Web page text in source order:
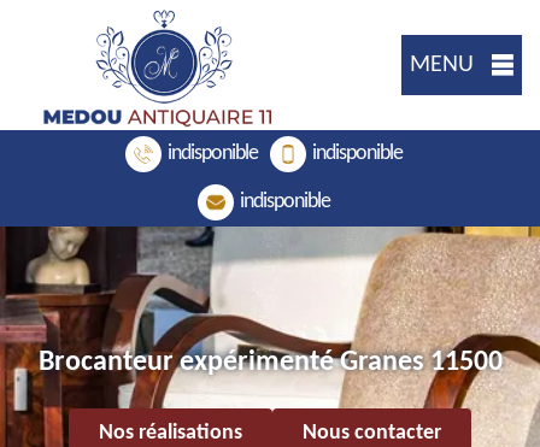
MENU
indisponible indisponible
indisponible
Brocanteur expérimenté Granes 11500
Nos réalisations Nous contacter